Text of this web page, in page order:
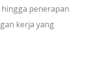
penerapan
kerja yang